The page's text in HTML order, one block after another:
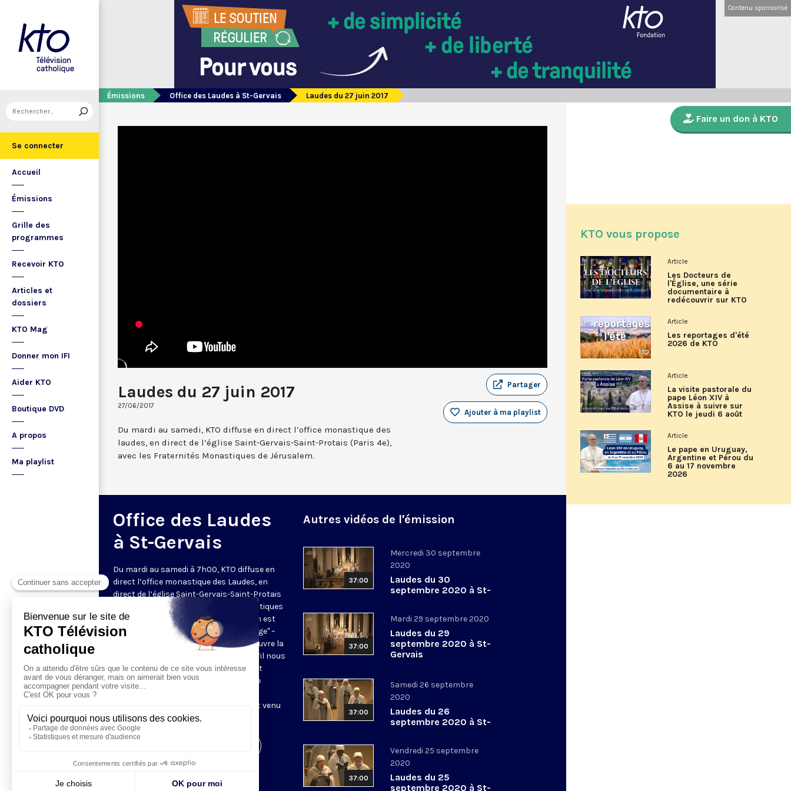
Se connecter
Accueil
Émissions
Grille des
programmes
Recevoir KTO
Articles et
dossiers
KTO Mag
Donner mon IFI
Aider KTO
Boutique DVD
A propos
Ma playlist
Contenu sponsorisé
Émissions Office des Laudes à St-Gervais Laudes du 27 juin 2017
Laudes du 27 juin 2017
27/06/2017
Partager
Ajouter à ma playlist
Du mardi au samedi, KTO diffuse en direct l’office monastique des
laudes, en direct de l’église Saint-Gervais-Saint-Protais (Paris 4e),
avec les Fraternités Monastiques de Jérusalem.
Office des Laudes
à St-Gervais
Du mardi au samedi à 7h00, KTO diffuse en
direct l’office monastique des Laudes, en
direct de l’église Saint-Gervais-Saint-Protais
(Paris IVe), avec les Fraternités Monastiques
de Jérusalem. Les Laudes – dont le nom est
dérivé du terme latin qui signifie "louange" –
sont d’abord la prière de louange qui ouvre la
journée pour remercier Dieu du don qu’il nous
fait de ce jour nouveau, et le placer tout
entier sous son regard. Mais son heure
Résurrection du Seigneur, "soleil levant venu
nous visiter" (Lc 1,28).
Autres vidéos de l'émission
37:00
Mercredi 30 septembre
2020
Laudes du 30
septembre 2020 à St-
37:00
Mardi 29 septembre 2020
Laudes du 29
septembre 2020 à St-
Gervais
37:00
Samedi 26 septembre
2020
Laudes du 26
septembre 2020 à St-
37:00
Vendredi 25 septembre
2020
Laudes du 25
septembre 2020 à St-
Faire un don à KTO
KTO vous propose
Article
Les Docteurs de
l'Église, une série
documentaire à
redécouvrir sur KTO
Article
Les reportages d'été
2026 de KTO
Article
La visite pastorale du
pape Léon XIV à
Assise à suivre sur
KTO le jeudi 6 août
Article
Le pape en Uruguay,
Argentine et Pérou du
6 au 17 novembre
2026